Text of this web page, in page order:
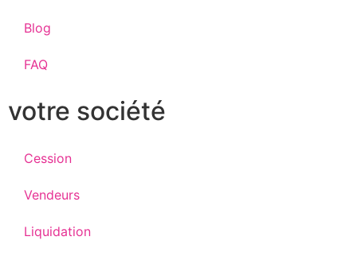
Blog
FAQ
votre société
Cession
Vendeurs
Liquidation